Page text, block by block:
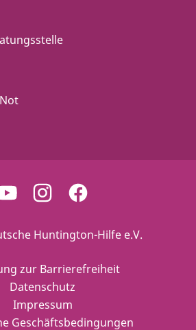
Huntington-Hilfe e.V.
zur Barrierefreiheit
Datenschutz
Impressum
Geschäftsbedingungen